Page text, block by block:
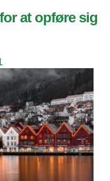
at opføre sig